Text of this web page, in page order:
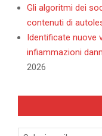
Gli algoritmi dei
contenuti di
Identificate nuove
infiammazioni
2026
Archivi